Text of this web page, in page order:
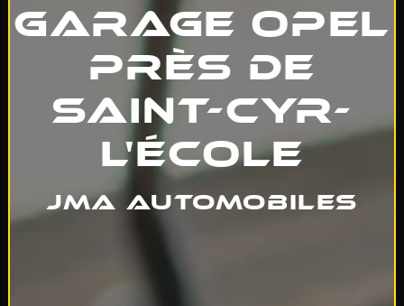
Garage Opel
près de
Saint-cyr-
l'école
JMA Automobiles